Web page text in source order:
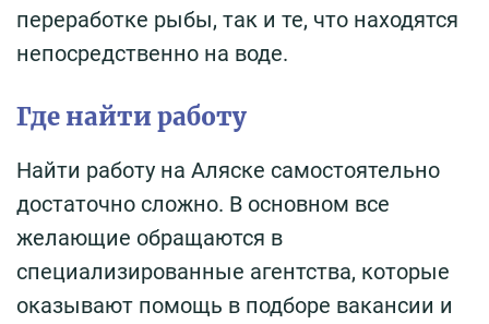
переработке рыбы, так и те, что находятся
непосредственно на воде.
Где найти работу
Найти работу на Аляске самостоятельно
достаточно сложно. В основном все
желающие обращаются в
специализированные агентства, которые
оказывают помощь в подборе вакансии и